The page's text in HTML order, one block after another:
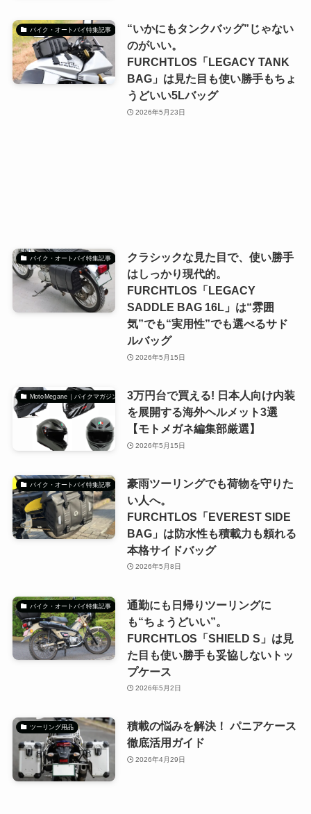
バイク・オートバイ特集記事
“いかにもタンクバッグ”じゃない
のがいい。
FURCHTLOS「LEGACY TANK
BAG」は見た目も使い勝手もちょ
うどいい5Lバッグ
2026年5月23日
バイク・オートバイ特集記事
クラシックな見た目で、使い勝手
はしっかり現代的。
FURCHTLOS「LEGACY
SADDLE BAG 16L」は“雰囲
気”でも“実用性”でも選べるサド
ルバッグ
2026年5月15日
MotoMegane｜バイクマガジン
3万円台で買える! 日本人向け内装
を展開する海外ヘルメット3選
【モトメガネ編集部厳選】
2026年5月15日
バイク・オートバイ特集記事
豪雨ツーリングでも荷物を守りた
い人へ。
FURCHTLOS「EVEREST SIDE
BAG」は防水性も積載力も頼れる
本格サイドバッグ
2026年5月8日
バイク・オートバイ特集記事
通勤にも日帰りツーリングに
も“ちょうどいい”。
FURCHTLOS「SHIELD S」は見
た目も使い勝手も妥協しないトッ
プケース
2026年5月2日
ツーリング用品
積載の悩みを解決！ パニアケース
徹底活用ガイド
2026年4月29日